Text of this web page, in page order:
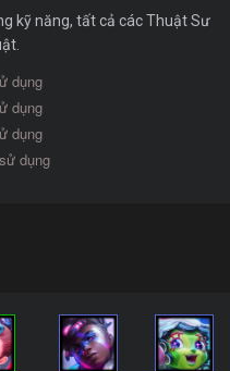
kỹ năng, tất cả các Thuật Sư
dụng
dụng
dụng
dụng